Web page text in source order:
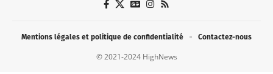
© 2021-2024 HighNews
Mentions légales et politique de confidentialité Contactez-nous